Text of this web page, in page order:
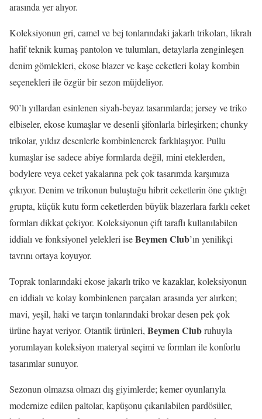
arasında yer alıyor.
Koleksiyonun gri, camel ve bej tonlarındaki jakarlı trikoları, likralı
hafif teknik kumaş pantolon ve tulumları, detaylarla zenginleşen
denim gömlekleri, ekose blazer ve kaşe ceketleri kolay kombin
seçenekleri ile özgür bir sezon müjdeliyor.
90’lı yıllardan esinlenen siyah-beyaz tasarımlarda; jersey ve triko
elbiseler, ekose kumaşlar ve desenli şifonlarla birleşirken; chunky
trikolar, yıldız desenlerle kombinlenerek farklılaşıyor. Pullu
kumaşlar ise sadece abiye formlarda değil, mini eteklerden,
bodylere veya ceket yakalarına pek çok tasarımda karşımıza
çıkıyor. Denim ve trikonun buluştuğu hibrit ceketlerin öne çıktığı
grupta, küçük kutu form ceketlerden büyük blazerlara farklı ceket
formları dikkat çekiyor. Koleksiyonun çift taraflı kullanılabilen
iddialı ve fonksiyonel yelekleri iseBeymen Club’ın yenilikçi
tavrını ortaya koyuyor.
Toprak tonlarındaki ekose jakarlı triko ve kazaklar, koleksiyonun
en iddialı ve kolay kombinlenen parçaları arasında yer alırken;
mavi, yeşil, haki ve tarçın tonlarındaki brokar desen pek çok
ürüne hayat veriyor. Otantik ürünleri, Beymen Clubruhuyla
yorumlayan koleksiyon materyal seçimi ve formları ile konforlu
tasarımlar sunuyor.
Sezonun olmazsa olmazı dış giyimlerde; kemer oyunlarıyla
modernize edilen paltolar, kapüşonu çıkarılabilen pardösüler,